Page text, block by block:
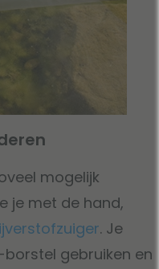
mogelijk
je met de hand,
. Je
gebruiken en